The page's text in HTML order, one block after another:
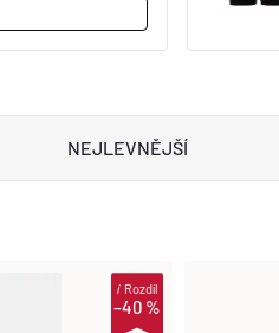
NEJLEVNĚJŠÍ
–40 %
iRozdíl